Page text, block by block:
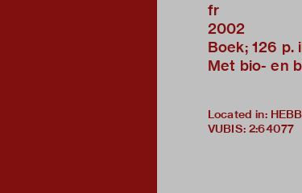
fr
2002
Boek; 126 p.
Met bio- en
Located in:
VUBIS: 2:64077